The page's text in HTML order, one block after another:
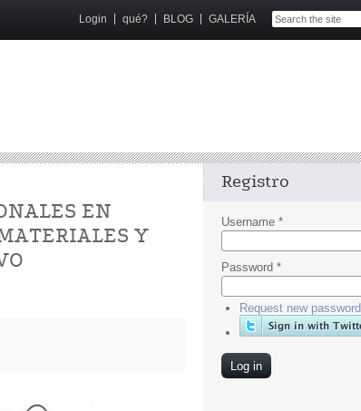
Login qué? BLOG GALERÍA
EN
Y
Registro
Username *
Password *
Request new password